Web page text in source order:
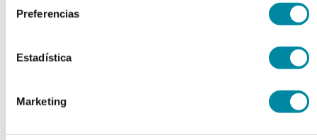
Preferencias
Estadística
Marketing
ISOLEUCINA-L